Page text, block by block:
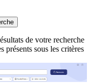
de votre recherche
présents sous les critères